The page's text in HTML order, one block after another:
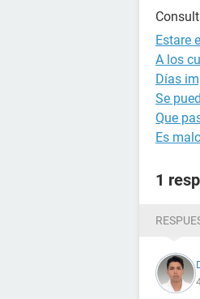
Estare
A los
Días
Se
Que
Es
1